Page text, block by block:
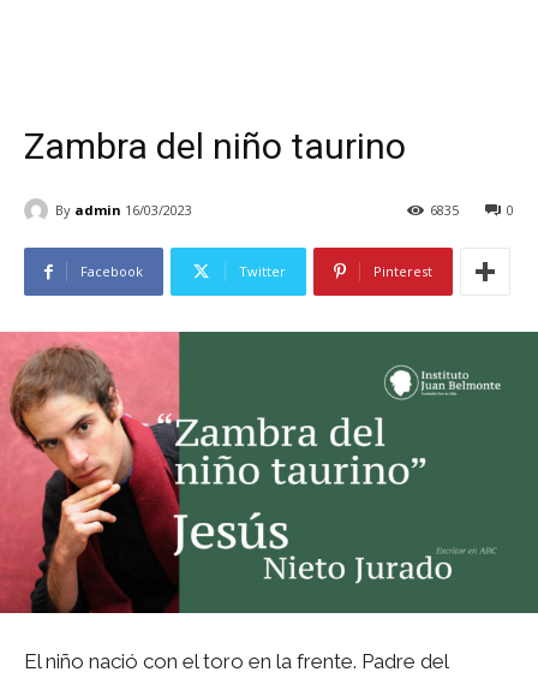
Zambra del niño taurino
By admin 16/03/2023 0
6835
Facebook Twitter Pinterest
El niño nació con el toro en la frente. Padre del